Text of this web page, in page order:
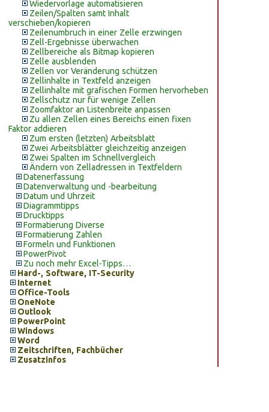
Wiedervorlage automatisieren
Zeilen/Spalten samt Inhalt
verschieben/kopieren
Zeilenumbruch in einer Zelle erzwingen
Zell-Ergebnisse überwachen
Zellbereiche als Bitmap kopieren
Zelle ausblenden
Zellen vor Veränderung schützen
Zellinhalte in Textfeld anzeigen
Zellinhalte mit grafischen Formen hervorheben
Zellschutz nur für wenige Zellen
Zoomfaktor an Listenbreite anpassen
Zu allen Zellen eines Bereichs einen fixen
Faktor addieren
Zum ersten (letzten) Arbeitsblatt
Zwei Arbeitsblätter gleichzeitig anzeigen
Zwei Spalten im Schnellvergleich
Ändern von Zelladressen in Textfeldern
Datenerfassung
Datenverwaltung und -bearbeitung
Datum und Uhrzeit
Diagrammtipps
Drucktipps
Formatierung Diverse
Formatierung Zahlen
Formeln und Funktionen
PowerPivot
Zu noch mehr Excel-Tipps…
Hard-, Software, IT-Security
Internet
Office-Tools
OneNote
Outlook
PowerPoint
Windows
Word
Zeitschriften, Fachbücher
Zusatzinfos